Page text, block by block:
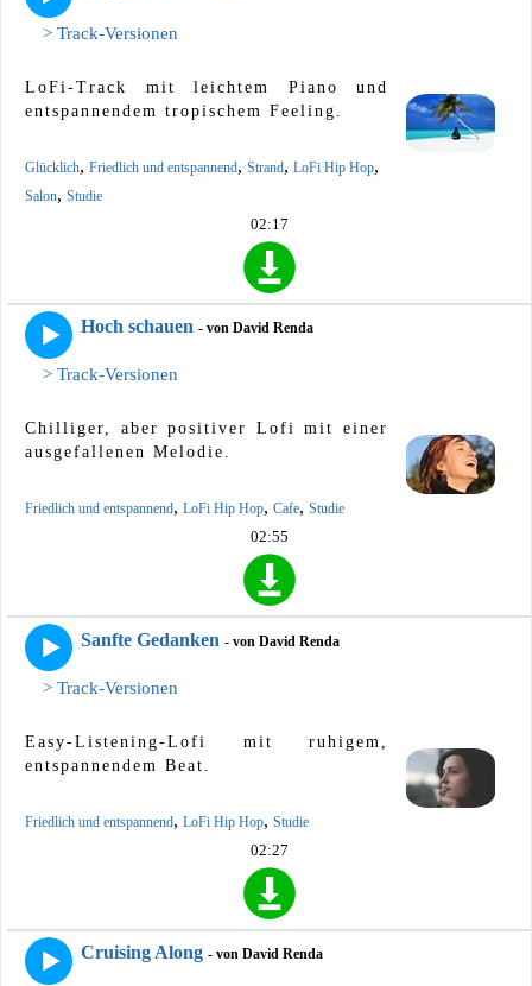
> Track-Versionen
LoFi-Track mit leichtem Piano und
entspannendem tropischem Feeling.
Glücklich, Friedlich und entspannend, Strand, LoFi Hip Hop,
Salon, Studie
02:17
Hoch schauen - von David Renda
> Track-Versionen
Chilliger, aber positiver Lofi mit einer
ausgefallenen Melodie.
Friedlich und entspannend, LoFi Hip Hop, Cafe, Studie
02:55
Sanfte Gedanken - von David Renda
> Track-Versionen
Easy-Listening-Lofi mit ruhigem,
entspannendem Beat.
Friedlich und entspannend, LoFi Hip Hop, Studie
02:27
Cruising Along - von David Renda